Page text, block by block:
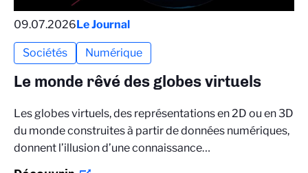
09.07.2026Le Journal
Sociétés Numérique
Le monde rêvé des globes virtuels
Les globes virtuels, des représentations en 2D ou en 3D
du monde construites à partir de données numériques,
donnent l’illusion d’une connaissance…